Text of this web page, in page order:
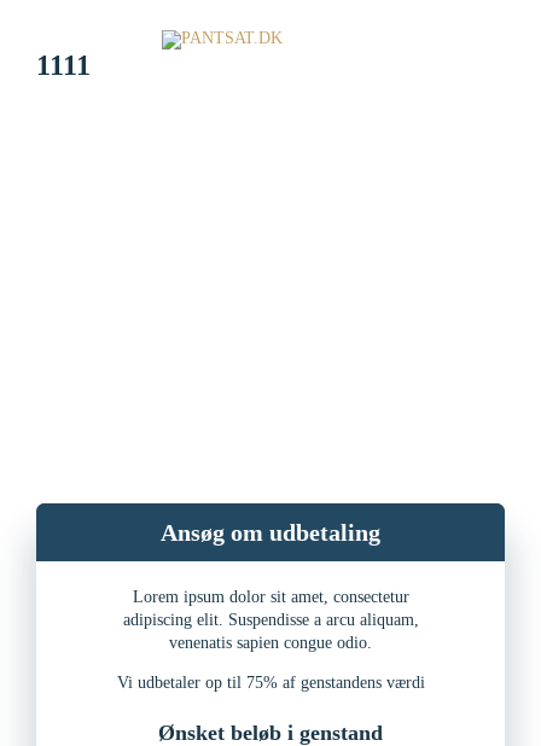
1111
Ansøg om udbetaling
Lorem ipsum dolor sit amet, consectetur
adipiscing elit. Suspendisse a arcu aliquam,
venenatis sapien congue odio.
Vi udbetaler op til 75% af genstandens værdi
Ønsket beløb i genstand